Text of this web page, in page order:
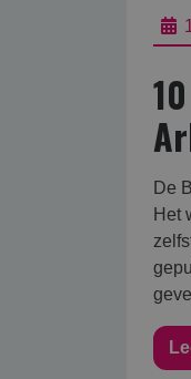
De
Het